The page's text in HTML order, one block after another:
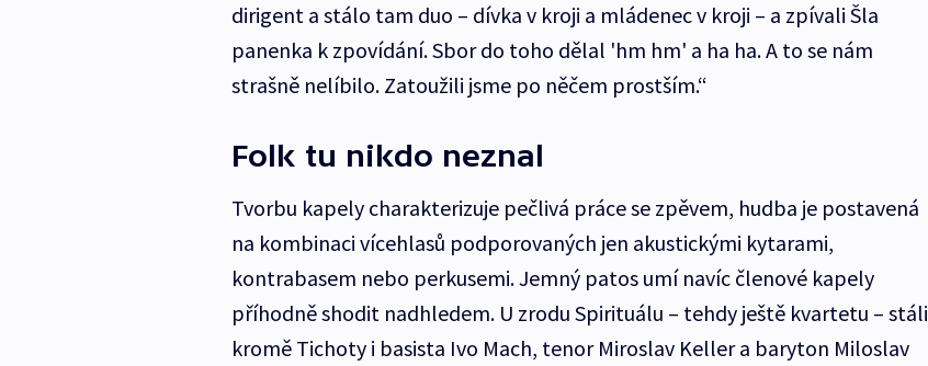
dirigent a stálo tam duo – dívka v kroji a mládenec v kroji – a zpívali Šla
panenka k zpovídání. Sbor do toho dělal 'hm hm' a ha ha. A to se nám
strašně nelíbilo. Zatoužili jsme po něčem prostším.“
Folk tu nikdo neznal
Tvorbu kapely charakterizuje pečlivá práce se zpěvem, hudba je postavená
na kombinaci vícehlasů podporovaných jen akustickými kytarami,
kontrabasem nebo perkusemi. Jemný patos umí navíc členové kapely
příhodně shodit nadhledem. U zrodu Spirituálu – tehdy ještě kvartetu – stáli
kromě Tichoty i basista Ivo Mach, tenor Miroslav Keller a baryton Miloslav